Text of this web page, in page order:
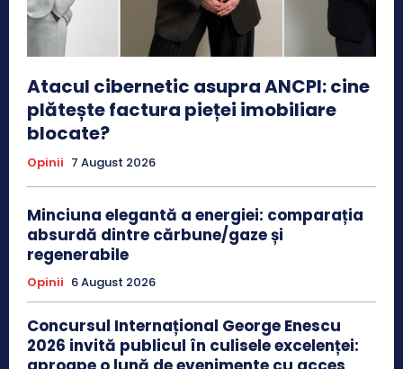
Atacul cibernetic asupra ANCPI: cine
plătește factura pieței imobiliare
blocate?
Opinii 7 August 2026
Minciuna elegantă a energiei: comparația
absurdă dintre cărbune/gaze și
regenerabile
Opinii 6 August 2026
Concursul Internațional George Enescu
2026 invită publicul în culisele excelenței: